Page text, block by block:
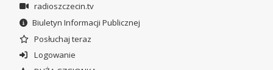
radioszczecin.tv
Biuletyn Informacji Publicznej
Posłuchaj teraz
Logowanie